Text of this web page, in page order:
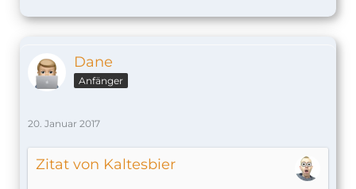
Dane
Anfänger
20. Januar 2017
Zitat von Kaltesbier